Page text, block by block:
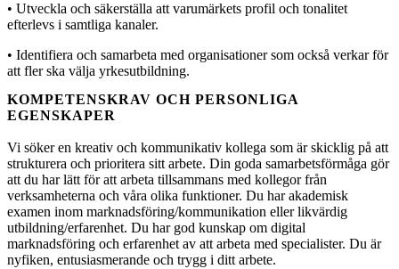
• Utveckla och säkerställa att varumärkets profil och tonalitet
efterlevs i samtliga kanaler.
• Identifiera och samarbeta med organisationer som också verkar för
att fler ska välja yrkesutbildning.
KOMPETENSKRAV OCH PERSONLIGA
EGENSKAPER
Vi söker en kreativ och kommunikativ kollega som är skicklig på att
strukturera och prioritera sitt arbete. Din goda samarbetsförmåga gör
att du har lätt för att arbeta tillsammans med kollegor från
verksamheterna och våra olika funktioner. Du har akademisk
examen inom marknadsföring/kommunikation eller likvärdig
utbildning/erfarenhet. Du har god kunskap om digital
marknadsföring och erfarenhet av att arbeta med specialister. Du är
nyfiken, entusiasmerande och trygg i ditt arbete.